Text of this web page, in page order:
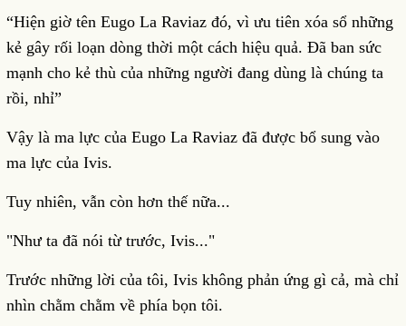
“Hiện giờ tên Eugo La Raviaz đó, vì ưu tiên xóa sổ những
kẻ gây rối loạn dòng thời một cách hiệu quả. Đã ban sức
mạnh cho kẻ thù của những người đang dùng là chúng ta
rồi, nhỉ”
Vậy là ma lực của Eugo La Raviaz đã được bổ sung vào
ma lực của Ivis.
Tuy nhiên, vẫn còn hơn thế nữa...
"Như ta đã nói từ trước, Ivis..."
Trước những lời của tôi, Ivis không phản ứng gì cả, mà chỉ
nhìn chằm chằm về phía bọn tôi.